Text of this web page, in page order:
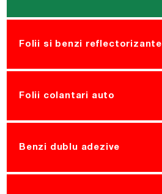
Folii si benzi reflectorizante
Folii colantari auto
Benzi dublu adezive